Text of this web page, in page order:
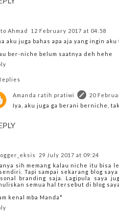
Ahmad
12 February 2017 at 04:58
aku juga bahas apa aja yang ingin
ber-niche belum saatnya deh hehe
Amanda ratih pratiwi
20
Iya, aku juga ga berani berniche,
29 July 2017 at 09:24
sih memang kalau niche itu bisa
Tapi sampai sekarang blog
branding saja. Lagipula saya
semua hal tersebut di blog saya.
kenal mba Manda*